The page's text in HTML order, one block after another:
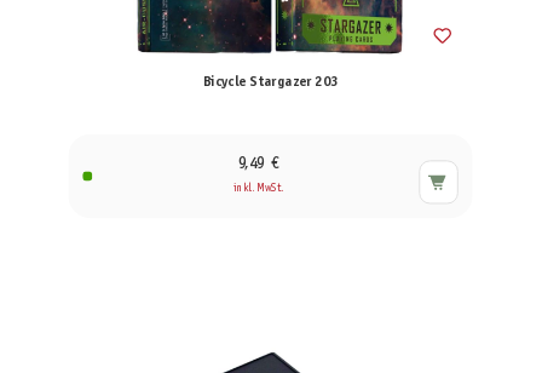
Bicycle Stargazer 203
9,49 €
inkl. MwSt.